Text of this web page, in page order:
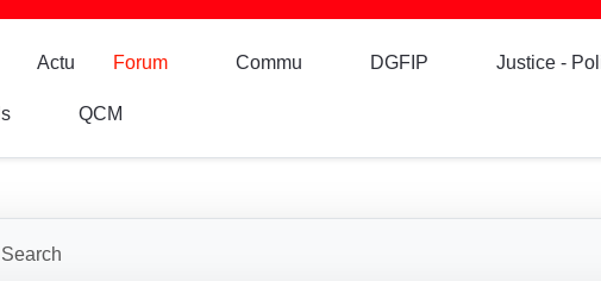
Actu Forum Commu DGFIP Justice -
QCM
Search